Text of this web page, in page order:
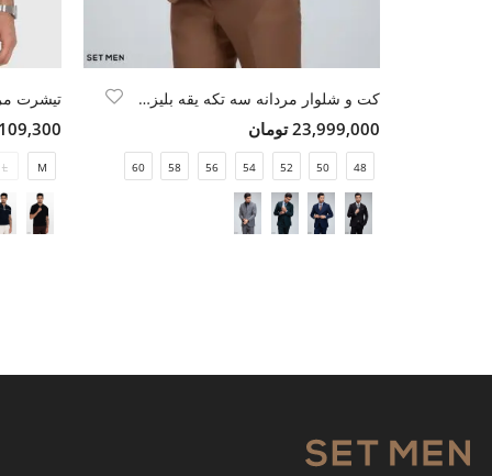
کت و شلوار مردانه سه تکه یقه بلیزر دو دکمه دو چاک
23,999,000 تومان
48
50
52
54
56
58
60
تیشرت
5,109,300
M
L